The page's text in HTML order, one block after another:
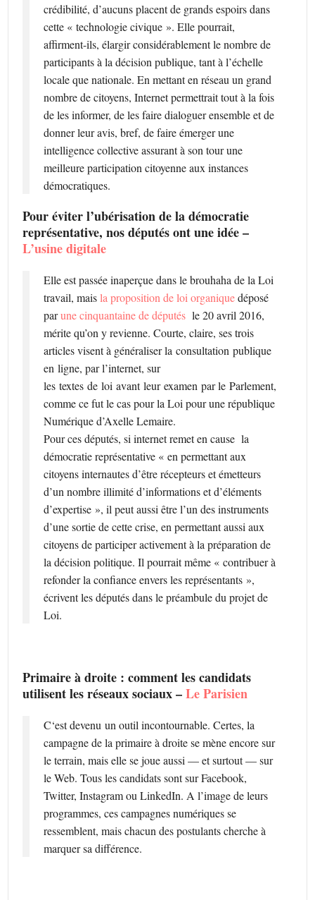
crédibilité, d’aucuns placent de grands espoirs dans
cette « technologie civique ». Elle pourrait,
affirment-ils, élargir considérablement le nombre de
participants à la décision publique, tant à l’échelle
locale que nationale. En mettant en réseau un grand
nombre de citoyens, Internet permettrait tout à la fois
de les informer, de les faire dialoguer ensemble et de
donner leur avis, bref, de faire émerger une
intelligence collective assurant à son tour une
meilleure participation citoyenne aux instances
démocratiques.
Pour éviter l’ubérisation de la démocratie
représentative, nos députés ont une idée –
L’usine digitale
Elle est passée inaperçue dans le brouhaha de la Loi
travail, maisla proposition de loi organiquedéposé
parune cinquantaine de députés le 20 avril 2016,
mérite qu’on y revienne. Courte, claire, ses trois
articles visent à généraliser la consultation publique
en ligne, par l’internet, sur
les textes de loi avant leur examen par le Parlement,
comme ce fut le cas pour la Loi pour une république
Numérique d’Axelle Lemaire.
Pour ces députés, si internet remet en cause la
démocratie représentative « en permettant aux
citoyens internautes d’être récepteurs et émetteurs
d’un nombre illimité d’informations et d’éléments
d’expertise », il peut aussi être l’un des instruments
d’une sortie de cette crise, en permettant aussi aux
citoyens de participer activement à la préparation de
la décision politique. Il pourrait même « contribuer à
refonder la confiance envers les représentants »,
écrivent les députés dans le préambule du projet de
Loi.
Primaire à droite : comment les candidats
utilisent les réseaux sociaux –Le Parisien
C‘est devenu un outil incontournable. Certes, la
campagne de la primaire à droite se mène encore sur
le terrain, mais elle se joue aussi — et surtout — sur
le Web. Tous les candidats sont sur Facebook,
Twitter, Instagram ou LinkedIn. A l’image de leurs
programmes, ces campagnes numériques se
ressemblent, mais chacun des postulants cherche à
marquer sa différence.